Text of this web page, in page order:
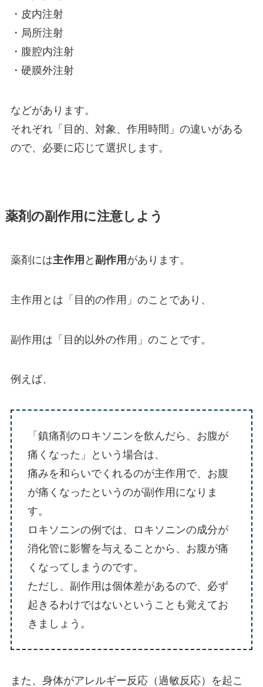
・皮内注射
・局所注射
・腹腔内注射
・硬膜外注射
などがあります。
それぞれ「目的、対象、作用時間」の違いがある
ので、必要に応じて選択します。
薬剤の副作用に注意しよう
薬剤には主作用 と 副作用 があります。
主作用とは「目的の作用」のことであり、
副作用は「目的以外の作用」のことです。
例えば、
「鎮痛剤のロキソニンを飲んだら、お腹が
痛くなった」という場合は、
痛みを和らいでくれるのが主作用で、お腹
が痛くなったというのが副作用になりま
す。
ロキソニンの例では、ロキソニンの成分が
消化管に影響を与えることから、お腹が痛
くなってしまうのです。
ただし、副作用は個体差があるので、必ず
起きるわけではないということも覚えてお
きましょう。
また、身体がアレルギー反応（過敏反応）を起こ